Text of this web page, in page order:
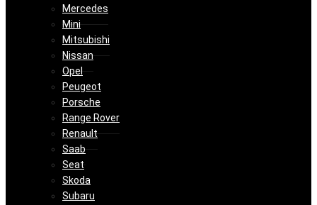
Mercedes
Mini
Mitsubishi
Nissan
Opel
Peugeot
Porsche
Range Rover
Renault
Saab
Seat
Skoda
Subaru